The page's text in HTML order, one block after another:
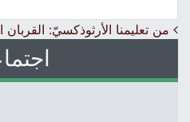
navigation
من تعليمنا الأرثوذكسيّ: القربان